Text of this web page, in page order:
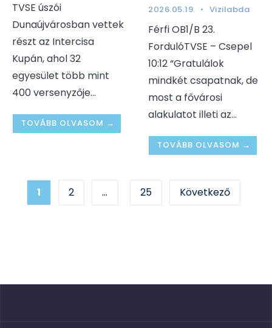
TVSE úszói
Dunaújvárosban vettek
részt az Intercisa
Kupán, ahol 32
egyesület több mint
400 versenyzője...
TOVÁBB OLVASOM →
2026.05.19. • Vizilabda
Férfi OB1/B 23.
FordulóTVSE – Csepel
10:12 “Gratulálok
mindkét csapatnak, de
most a fővárosi
alakulatot illeti az...
TOVÁBB OLVASOM →
Bejegyzés
navigáció
1 2 … 25 Következő